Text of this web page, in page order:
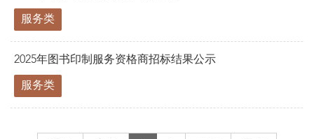
服务类
2025年图书印制服务资格商招标结果公示
服务类